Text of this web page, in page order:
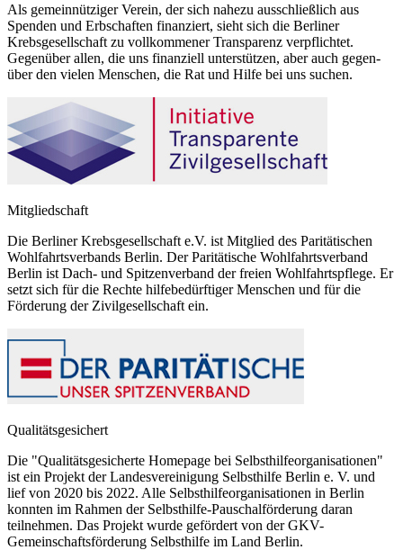
Als gemeinnütziger Verein, der sich nahezu ausschließlich aus
Spenden und Erbschaften finanziert, sieht sich die Berliner
Krebsgesellschaft zu vollkommener Transparenz verpflichtet.
Gegenüber allen, die uns finanziell unterstützen, aber auch gegen-
über den vielen Menschen, die Rat und Hilfe bei uns suchen.
Mitgliedschaft
Die Berliner Krebsgesellschaft e.V. ist Mitglied des Paritätischen
Wohlfahrtsverbands Berlin. Der Paritätische Wohlfahrtsverband
Berlin ist Dach- und Spitzenverband der freien Wohlfahrtspflege. Er
setzt sich für die Rechte hilfebedürftiger Menschen und für die
Förderung der Zivilgesellschaft ein.
Qualitätsgesichert
Die "Qualitätsgesicherte Homepage bei Selbsthilfeorganisationen"
ist ein Projekt der Landesvereinigung Selbsthilfe Berlin e. V. und
lief von 2020 bis 2022. Alle Selbsthilfeorganisationen in Berlin
konnten im Rahmen der Selbsthilfe-Pauschalförderung daran
teilnehmen. Das Projekt wurde gefördert von der GKV-
Gemeinschaftsförderung Selbsthilfe im Land Berlin.